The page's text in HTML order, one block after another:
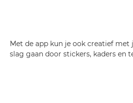
Met de app kun je ook creatief met
slag gaan door stickers, kaders en